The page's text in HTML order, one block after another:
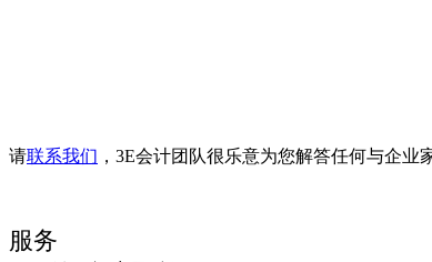
请联系我们 ，3E会计团队很乐意为您解答任何与企业
服务